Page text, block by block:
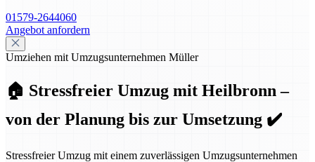
01579-2644060
Angebot anfordern
Umziehen mit Umzugsunternehmen Müller
🏠 Stressfreier Umzug mit Heilbronn –
von der Planung bis zur Umsetzung ✔️
Stressfreier Umzug mit einem zuverlässigen Umzugsunternehmen